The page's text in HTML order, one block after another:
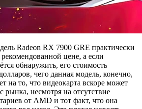
Radeon RX 7900 GRE практически
цене, а если
обнаружить, его стоимость
чего данная модель, конечно,
на то, что видеокарта вскоре может
рынка, несмотря на отсутствие
от AMD и тот факт, что она